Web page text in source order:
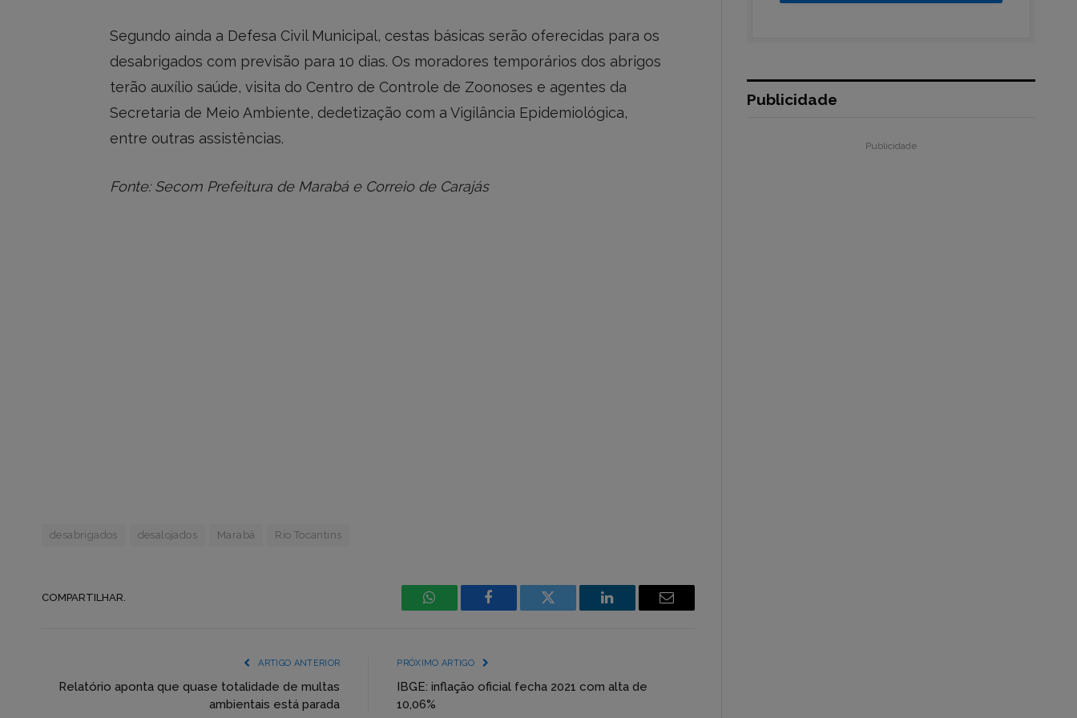
Segundo ainda a Defesa Civil Municipal, cestas básicas serão oferecidas para os
desabrigados com previsão para 10 dias. Os moradores temporários dos abrigos
terão auxílio saúde, visita do Centro de Controle de Zoonoses e agentes da
Secretaria de Meio Ambiente, dedetização com a Vigilância Epidemiológica,
entre outras assistências.
Fonte: Secom Prefeitura de Marabá e Correio de Carajás
desabrigados desalojados Marabá Rio Tocantins
COMPARTILHAR.
WhatsAppFacebook Incorpore
Twitter,
LinkedIn Email
ARTIGO ANTERIOR
Relatório aponta que quase totalidade de multas
ambientais está parada
PRÓXIMO ARTIGO
IBGE: inflação oficial fecha 2021 com alta de
10,06%
Publicidade
Publicidade